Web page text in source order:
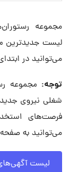
مجموعه
لیست جدیدترین
می‌توانید در
توجه:
شغلی نیروی
فرصت‌های
می‌توانید به
لیست